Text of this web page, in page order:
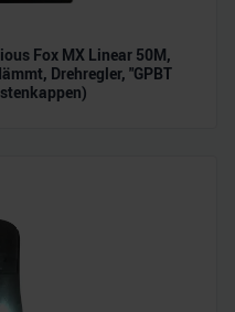
Fox MX Linear 50M,
Drehregler, "GPBT